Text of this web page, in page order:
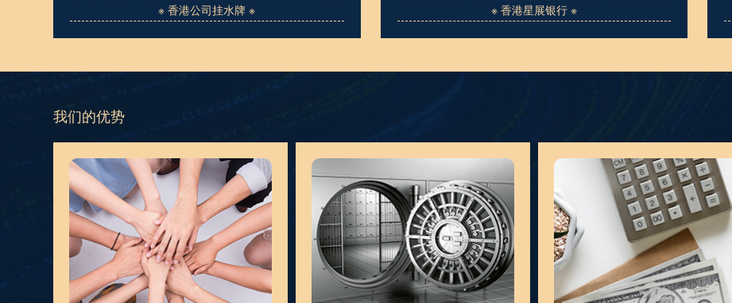
※ 香港公司挂水牌 ※
※ 香港星展银行 ※
我们的优势